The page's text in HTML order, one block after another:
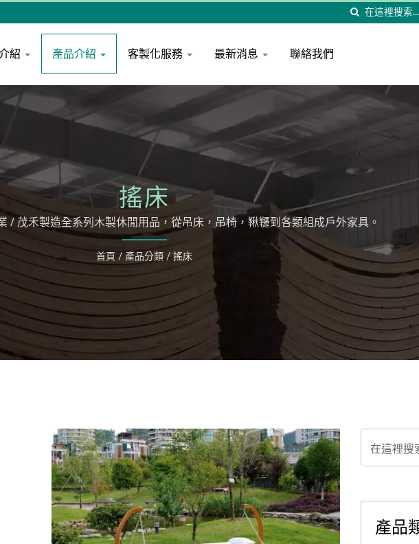
紹 產品介紹 客製化服務 最新消息 聯絡我們
搖床
/ 茂禾製造全系列木製休閒用品，從吊床，吊椅，鞦韆到各類組成戶外家具。
首頁 / 產品分類 / 搖床
產品